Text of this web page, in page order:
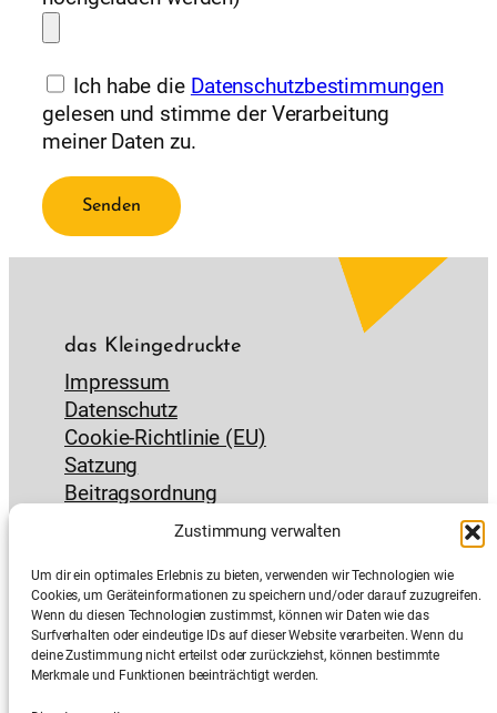
Zustimmung verwalten
Um dir ein optimales Erlebnis zu bieten, verwenden wir Technologien wie
Cookies, um Geräteinformationen zu speichern und/oder darauf zuzugreifen.
Wenn du diesen Technologien zustimmst, können wir Daten wie das
Surfverhalten oder eindeutige IDs auf dieser Website verarbeiten. Wenn du
deine Zustimmung nicht erteilst oder zurückziehst, können bestimmte
Merkmale und Funktionen beeinträchtigt werden.
Ich habe die Datenschutzbestimmungen
gelesen und stimme der Verarbeitung
meiner Daten zu.
das Kleingedruckte
Impressum
Datenschutz
Cookie-Richtlinie (EU)
Satzung
Beitragsordnung
Jobs
Interner Bereich